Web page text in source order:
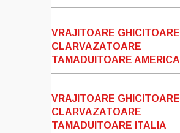
VRAJITOARE GHICITOARE
CLARVAZATOARE
TAMADUITOARE AMERICA
VRAJITOARE GHICITOARE
CLARVAZATOARE
TAMADUITOARE ITALIA